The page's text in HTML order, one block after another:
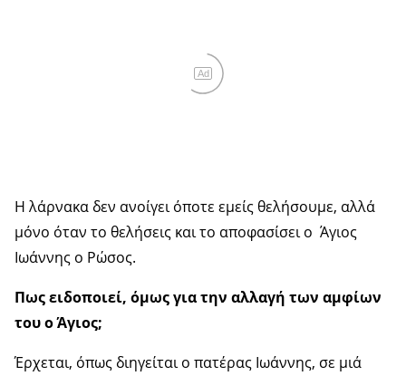
Ad
Η λάρνακα δεν ανοίγει όποτε εμείς θελήσουμε, αλλά
μόνο όταν το θελήσεις και το αποφασίσει ο Άγιος
Ιωάννης ο Ρώσος.
Πως ειδοποιεί, όμως για την αλλαγή των αμφίων
του ο Άγιος;
Έρχεται, όπως διηγείται ο πατέρας Ιωάννης, σε μιά